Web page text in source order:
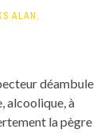
ALAN,
déambule
alcoolique, à
la pègre